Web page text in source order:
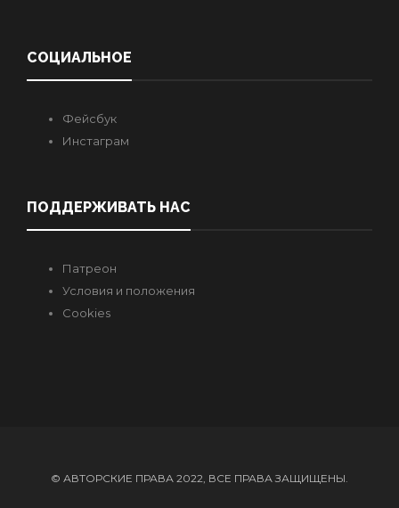
СОЦИАЛЬНОЕ
Фейсбук
Инстаграм
ПОДДЕРЖИВАТЬ НАС
Патреон
Условия и положения
Cookies
© АВТОРСКИЕ ПРАВА 2022, ВСЕ ПРАВА ЗАЩИЩЕНЫ.